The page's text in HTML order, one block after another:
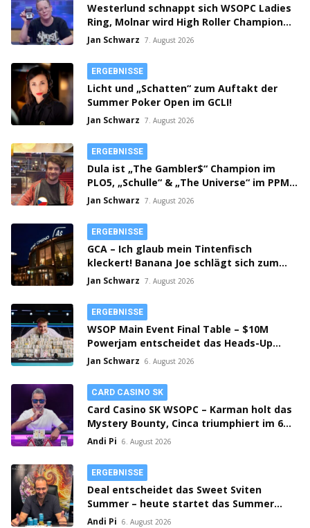
Westerlund schnappt sich WSOPC Ladies
Ring, Molnar wird High Roller Champion,
Main Event gestartet!
Jan Schwarz 7. August 2026
ERGEBNISSE
Licht und „Schatten“ zum Auftakt der
Summer Poker Open im GCLI!
Jan Schwarz 7. August 2026
ERGEBNISSE
Dula ist „The Gambler$“ Champion im
PLO5, „Schulle“ & „The Universe“ im PPM
SHR Finale!
Jan Schwarz 7. August 2026
ERGEBNISSE
GCA – Ich glaub mein Tintenfisch
kleckert! Banana Joe schlägt sich zum
Thursday 3k Sieg durch!
Jan Schwarz 7. August 2026
ERGEBNISSE
WSOP Main Event Final Table – $10M
Powerjam entscheidet das Heads-Up
zwischen Jumalon und Saaskilahti!
Jan Schwarz 6. August 2026
CARD CASINO SK
Card Casino SK WSOPC – Karman holt das
Mystery Bounty, Cinca triumphiert im 6-
Max!
Andi Pi 6. August 2026
ERGEBNISSE
Deal entscheidet das Sweet Sviten
Summer – heute startet das Summer
Open Bounty!
Andi Pi 6. August 2026